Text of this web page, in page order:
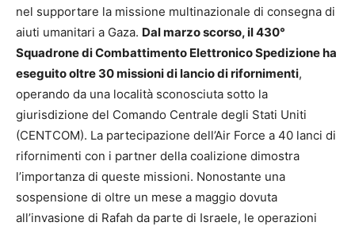
nel supportare la missione multinazionale di consegna di
aiuti umanitari a Gaza. Dal marzo scorso, il 430°
Squadrone di Combattimento Elettronico Spedizione ha
eseguito oltre 30 missioni di lancio di rifornimenti,
operando da una località sconosciuta sotto la
giurisdizione del Comando Centrale degli Stati Uniti
(CENTCOM). La partecipazione dell’Air Force a 40 lanci di
rifornimenti con i partner della coalizione dimostra
l’importanza di queste missioni. Nonostante una
sospensione di oltre un mese a maggio dovuta
all’invasione di Rafah da parte di Israele, le operazioni